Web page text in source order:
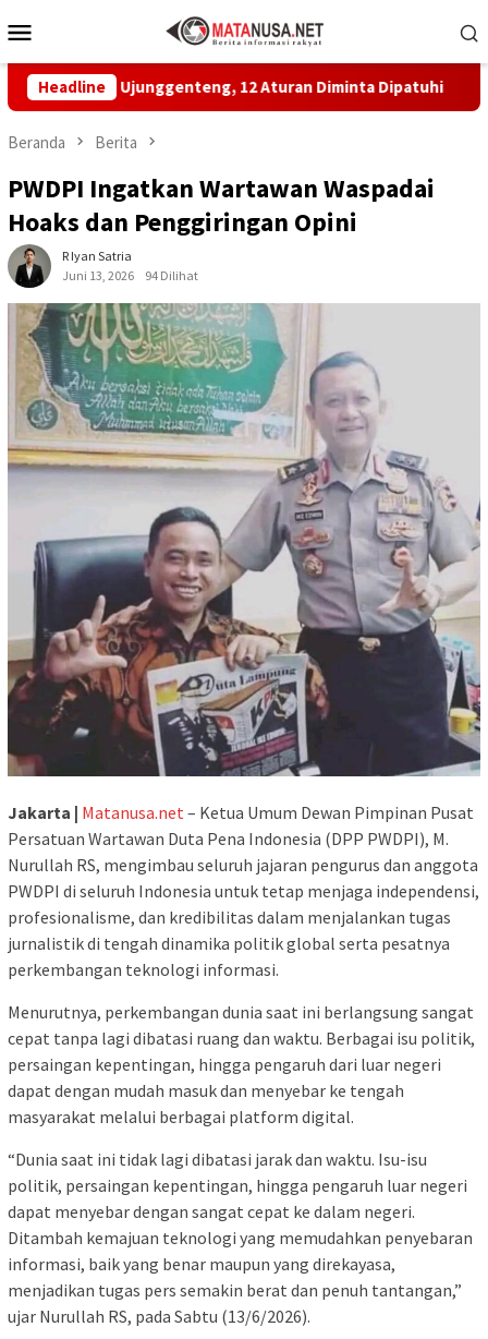
ke
Mobile
Headline
Ujunggenteng, 12 Aturan Diminta Dipatuhi MBG di
Beranda Berita
PWDPI Ingatkan Wartawan Waspadai
Hoaks dan Penggiringan Opini
R Iyan Satria
Juni 13, 2026
94 Dilihat
Jakarta | Matanusa.net – Ketua Umum Dewan Pimpinan Pusat
Persatuan Wartawan Duta Pena Indonesia (DPP PWDPI), M.
Nurullah RS, mengimbau seluruh jajaran pengurus dan anggota
PWDPI di seluruh Indonesia untuk tetap menjaga independensi,
profesionalisme, dan kredibilitas dalam menjalankan tugas
jurnalistik di tengah dinamika politik global serta pesatnya
perkembangan teknologi informasi.
Menurutnya, perkembangan dunia saat ini berlangsung sangat
cepat tanpa lagi dibatasi ruang dan waktu. Berbagai isu politik,
persaingan kepentingan, hingga pengaruh dari luar negeri
dapat dengan mudah masuk dan menyebar ke tengah
masyarakat melalui berbagai platform digital.
“Dunia saat ini tidak lagi dibatasi jarak dan waktu. Isu-isu
politik, persaingan kepentingan, hingga pengaruh luar negeri
dapat menyebar dengan sangat cepat ke dalam negeri.
Ditambah kemajuan teknologi yang memudahkan penyebaran
informasi, baik yang benar maupun yang direkayasa,
menjadikan tugas pers semakin berat dan penuh tantangan,”
ujar Nurullah RS, pada Sabtu (13/6/2026).